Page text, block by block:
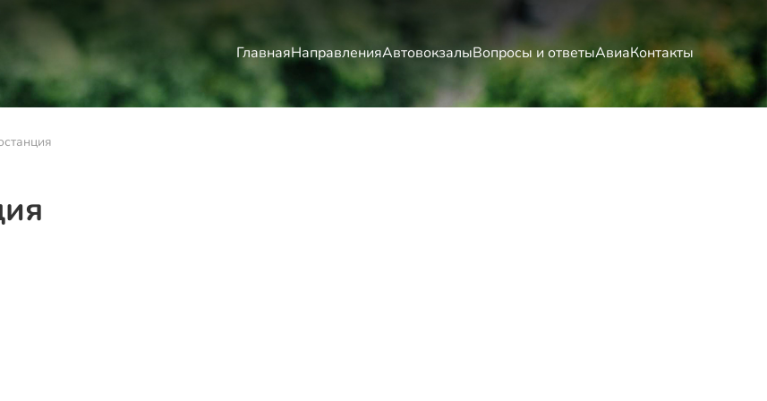
ГлавнаяНаправленияАвтовокзалыВопросы и ответыАвиаКонтакты